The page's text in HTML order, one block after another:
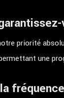
priorité
une